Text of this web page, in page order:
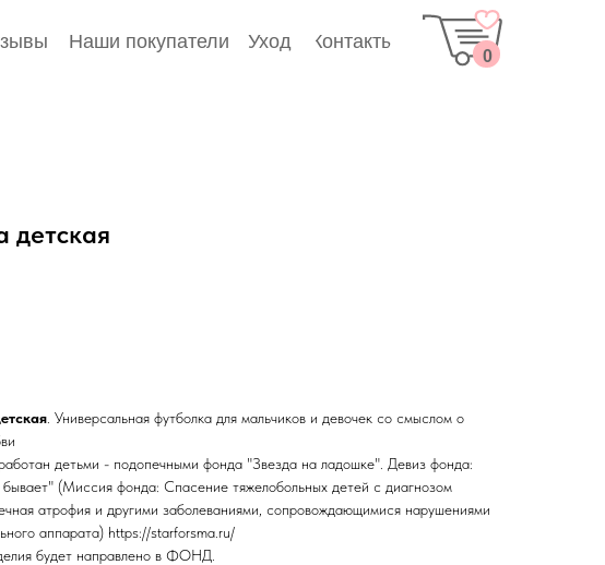
0
Контакты
Уход
Наши покупатели
детская
. Универсальная футболка для мальчиков и девочек со смыслом о
детьми - подопечными фонда "Звезда на ладошке". Девиз фонда:
(Миссия фонда: Спасение тяжелобольных детей с диагнозом
атрофия и другими заболеваниями, сопровождающимися нарушениями
аппарата) https://starforsma.ru/
будет направлено в ФОНД.